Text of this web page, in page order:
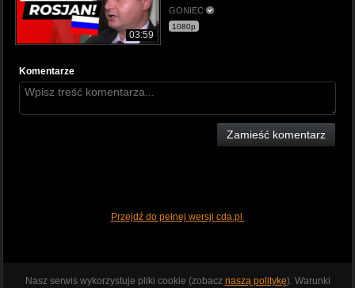
03:59
GONIEC
1080p
Komentarze
Zamieść komentarz
Przejdź do pełnej wersji cda.pl
Nasz serwis wykorzystuje pliki cookie (zobacz naszą politykę). Warunki